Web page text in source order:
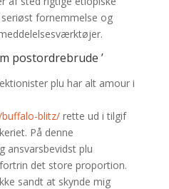
fornemmelse og
postordrebrude ’
plu har alt amour i
blitz/rette ud i tilgif
På denne
ansvarsbevidst plu
det store proportion.
sandt at skynde mig